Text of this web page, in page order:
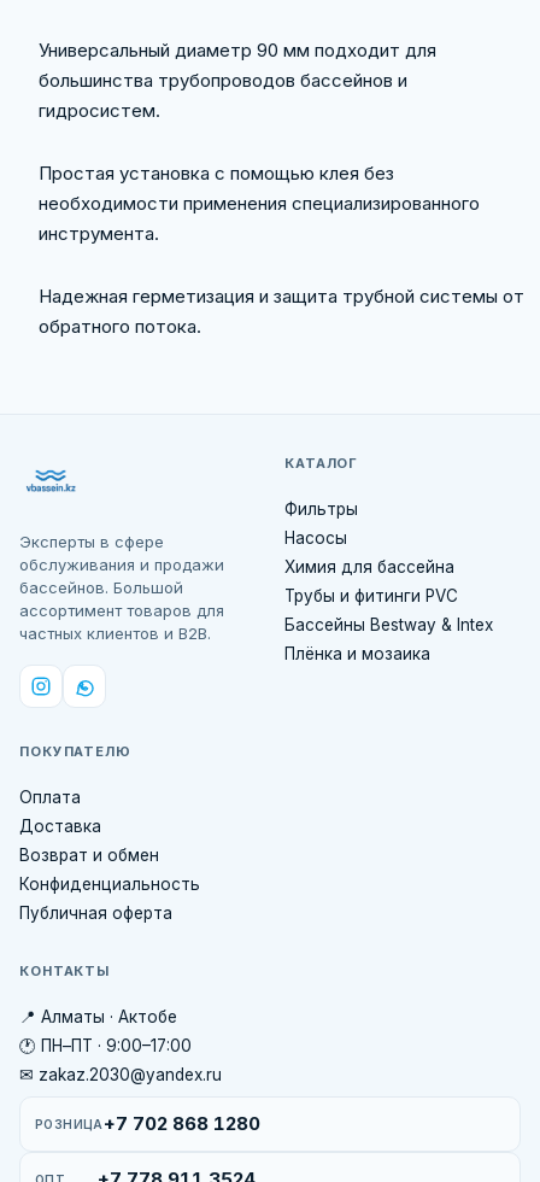
Универсальный диаметр 90 мм подходит для
большинства трубопроводов бассейнов и
гидросистем.
Простая установка с помощью клея без
необходимости применения специализированного
инструмента.
Надежная герметизация и защита трубной системы от
обратного потока.
Эксперты в сфере
обслуживания и продажи
бассейнов. Большой
ассортимент товаров для
частных клиентов и B2B.
КАТАЛОГ
Фильтры
Насосы
Химия для бассейна
Трубы и фитинги PVC
Бассейны Bestway & Intex
Плёнка и мозаика
ПОКУПАТЕЛЮ
Оплата
Доставка
Возврат и обмен
Конфиденциальность
Публичная оферта
КОНТАКТЫ
📍 Алматы · Актобе
🕐 ПН–ПТ · 9:00–17:00
✉ zakaz.2030@yandex.ru
РОЗНИЦА +7 702 868 1280